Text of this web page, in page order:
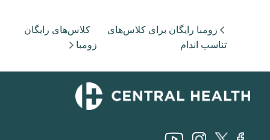
زومبا رایگان برای کلاس‌های
تناسب اندام
کلاس‌های رایگان
زومبا